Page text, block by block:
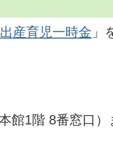
出産育児一時金 」
館1階 8番窓口